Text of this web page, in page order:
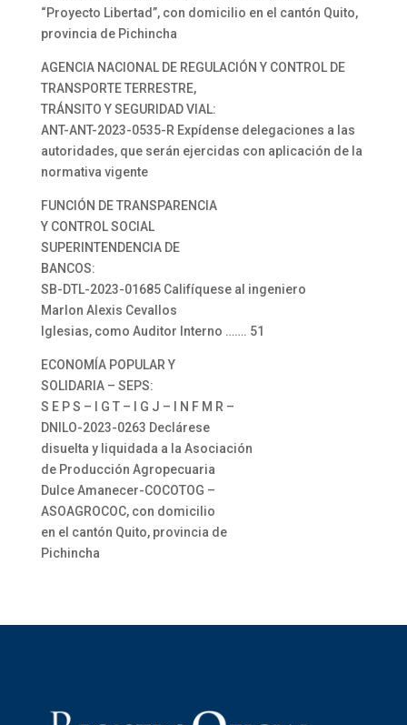
“Proyecto Libertad”, con domicilio en el cantón Quito,
provincia de Pichincha
AGENCIA NACIONAL DE REGULACIÓN Y CONTROL DE
TRANSPORTE TERRESTRE,
TRÁNSITO Y SEGURIDAD VIAL:
ANT-ANT-2023-0535-R Expídense delegaciones a las
autoridades, que serán ejercidas con aplicación de la
normativa vigente
FUNCIÓN DE TRANSPARENCIA
Y CONTROL SOCIAL
SUPERINTENDENCIA DE
BANCOS:
SB-DTL-2023-01685 Califíquese al ingeniero
Marlon Alexis Cevallos
Iglesias, como Auditor Interno ……. 51
ECONOMÍA POPULAR Y
SOLIDARIA – SEPS:
S E P S – I G T – I G J – I N F M R –
DNILO-2023-0263 Declárese
disuelta y liquidada a la Asociación
de Producción Agropecuaria
Dulce Amanecer-COCOTOG –
ASOAGROCOC, con domicilio
en el cantón Quito, provincia de
Pichincha